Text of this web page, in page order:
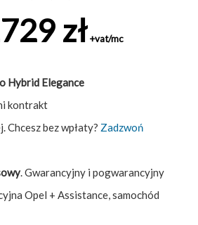
zł +vat/mc
Hybrid Elegance
kontrakt
Chcesz bez wpłaty? Zadzwoń
. Gwarancyjny i pogwarancyjny
Opel + Assistance, samochód